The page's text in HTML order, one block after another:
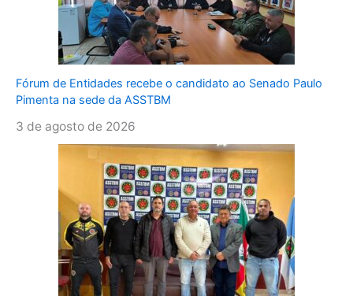
Fórum de Entidades recebe o candidato ao Senado Paulo
Pimenta na sede da ASSTBM
3 de agosto de 2026